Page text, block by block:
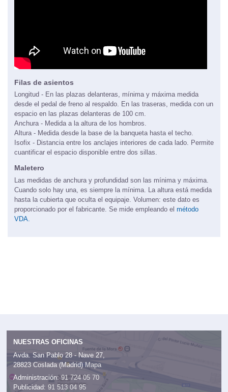
Filas de asientos
Longitud - En las plazas delanteras, mínima y máxima medida
desde el pedal de freno al respaldo. En las traseras, medida con un
espacio en las plazas delanteras de 100 cm.
Anchura - Medida a la altura de los hombros.
Altura - Medida desde la base de la banqueta hasta el techo.
Isofix - Distancia entre los anclajes interiores de cada lado. Permite
cuantificar el espacio disponible entre dos sillas.
Maletero
Las medidas de anchura y profundidad son las mínima y máxima.
Cuando solo hay una, es siempre la mínima. La altura está medida
hasta la cubierta que oculta el equipaje. Volumen: este dato es
proporcionado por el fabricante. Se mide empleando el método
VDA.
NUESTRAS OFICINAS
Avda. San Pablo 28 - Nave 27,
28823 Coslada (Madrid) Mapa
Administración: 91 724 05 70
Publicidad: 91 513 04 95